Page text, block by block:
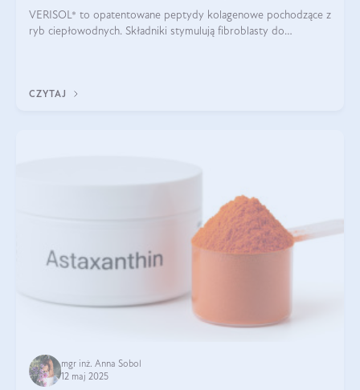
VERISOL® to opatentowane peptydy kolagenowe pochodzące z
ryb ciepłowodnych. Składniki stymulują fibroblasty do
CZYTAJ
mgr inż. Anna Sobol
12 maj 2025